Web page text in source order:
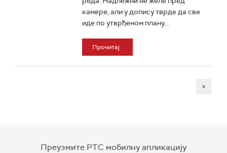
камере, али у допису тврде да све
иде по утврђеном плану...
Прочитај
>
Преузмите РТС мобилну апликацију